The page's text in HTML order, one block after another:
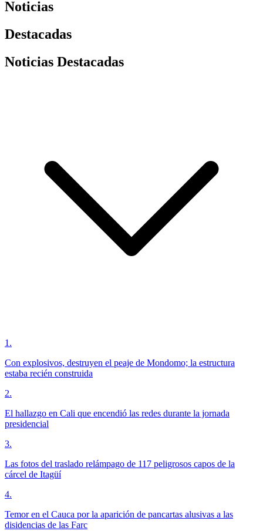
Noticias
Destacadas
Noticias Destacadas
1 .
Con explosivos, destruyen el peaje de Mondomo; la estructura
estaba recién construida
2.
El hallazgo en Cali que encendió las redes durante la jornada
presidencial
3.
Las fotos del traslado relámpago de 117 peligrosos capos de la
cárcel de Itagüí
4.
Temor en el Cauca por la aparición de pancartas alusivas a las
disidencias de las Farc